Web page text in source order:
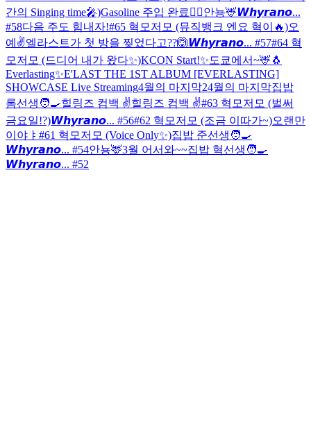
간의 Singing time🎤)Gasoline 주입 완료❤️‍🔥안뇽🦌𝙒𝙝𝙮𝙧𝙖𝙣𝙤...
#58다음 주도 힘내자!#65 혁모저모 (뮤직뱅크 엔요 혁이🔥)오
예✌️엘라스트가 첫 방을 찢었다고??🙆𝙒𝙝𝙮𝙧𝙖𝙣𝙤... #57#64 혁
모저모 (드디어 내가 왔다✨)KCON Start!✨도쿄에서~🦌 🐧
Everlasting✨E'LAST THE 1ST ALBUM [EVERLASTING]
SHOWCASE Live Streaming4월의 마지막24월의 마지막집밥
롬선생🧑‍🍳힐링즈 컴백 ✌️힐링즈 컴백 ✌️#63 혁모저모 (벌써
금요일!?)𝙒𝙝𝙮𝙧𝙖𝙣𝙤... #56#62 혁모저모 (조금 이따가~)오랜만
이야ㅑ #61 혁모저모 (Voice Only✨)집밥 준선생🧑‍🍳
𝙒𝙝𝙮𝙧𝙖𝙣𝙤... #54안뇽🦌3월 어서와~~집밥 혁선생🧑‍🍳
𝙒𝙝𝙮𝙧𝙖𝙣𝙤... #52